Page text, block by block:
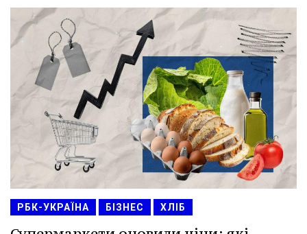
РБК-УКРАЇНА БІЗНЕС ХЛІБ